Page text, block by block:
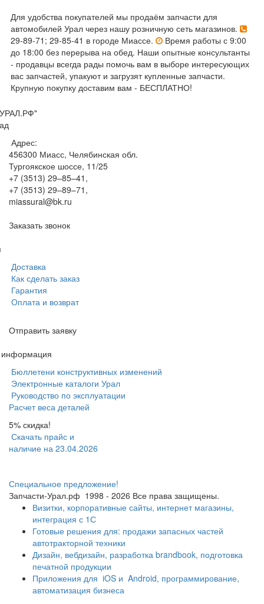
Для удобства покупателей мы продаём запчасти для
автомобилей Урал через нашу розничную сеть магазинов.
29-89-71; 29-85-41 в городе Миассе.
Время работы с 9:00
до 18:00 без перерыва на обед. Наши опытные консультанты
- продавцы всегда рады помочь вам в выборе интересующих
вас запчастей, упакуют и загрузят купленные запчасти.
Крупную покупку доставим вам - БЕСПЛАТНО!
Адрес:
456300 Миасс, Челябинская обл.
Тургоякское шоссе, 11/25
+7 (3513) 29–85–41 ,
+7 (3513) 29–89–71 ,
miassural@bk.ru
Заказать звонок
Доставка
Как сделать заказ
Гарантия
Оплата и возврат
Отправить заявку
информация
Бюллетени конструктивных изменений
Электронные каталоги Урал
Руководство по эксплуатации
Расчет веса деталей
5% скидка!
Скачать прайс и
наличие на 23.04.2026
Специальное предложение!
Запчасти-Урал.рф 1998 - 2026 Все права защищены.
Визитки, корпоративные сайты, интернет магазины,
интеграция с 1С
Готовые решения для: продажи запасных частей
автотракторной техники
Дизайн, вебдизайн, разработка brandbook, подготовка
печатной продукции
Приложения для iOS и Android, программирование,
автоматизация бизнеса